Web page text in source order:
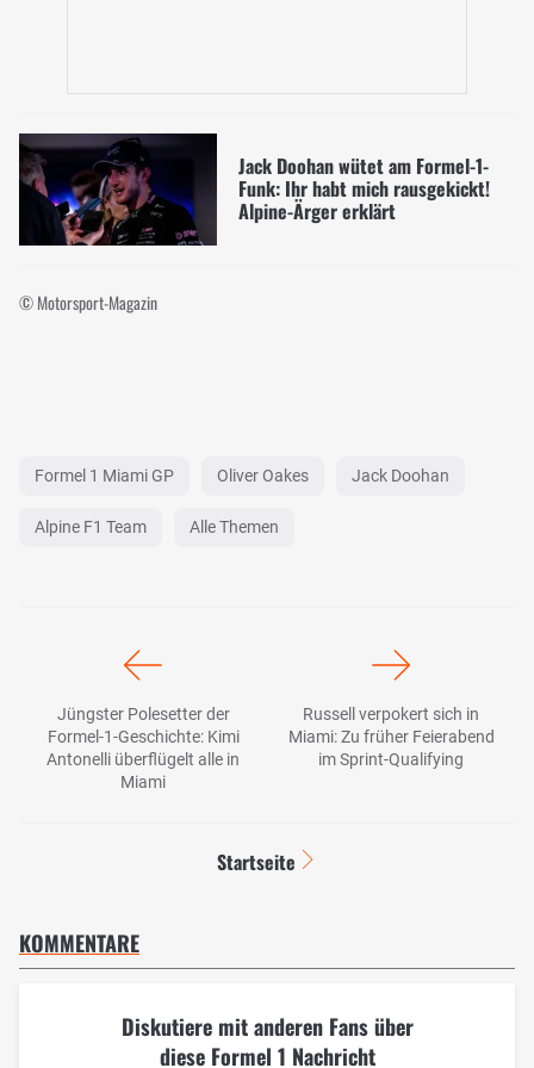
Jack Doohan wütet am Formel-1-
Funk: Ihr habt mich rausgekickt!
Alpine-Ärger erklärt
© Motorsport-Magazin
Formel 1 Miami GP Oliver Oakes Jack Doohan
Alpine F1 Team Alle Themen
Jüngster Polesetter der
Formel-1-Geschichte: Kimi
Antonelli überflügelt alle in
Miami
Russell verpokert sich in
Miami: Zu früher Feierabend
im Sprint-Qualifying
Startseite
KOMMENTARE
Diskutiere mit anderen Fans über
diese Formel 1 Nachricht